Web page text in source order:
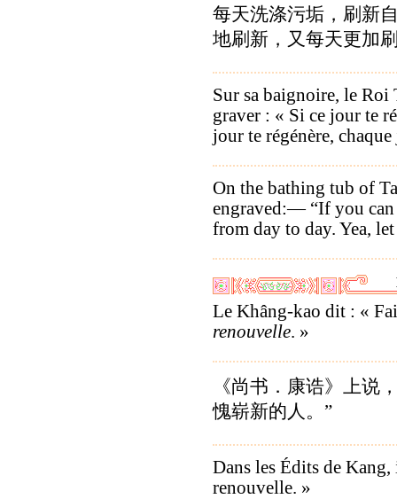
每天洗涤污垢，刷新
地刷新，又每天更加
Sur sa baignoire, le Roi
graver : « Si ce jour te
jour te régénère,
On the bathing tub of
engraved:— “If you can
from day to day. Yea,
Le Khâng-kao dit : «
renouvelle. »
《尚书．康诰》上说
愧崭新的人。”
Dans les Édits de
renouvelle. »